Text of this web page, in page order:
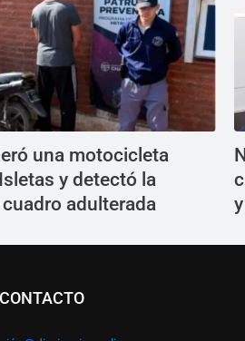
una motocicleta
y detectó la
adulterada
CONTACTO